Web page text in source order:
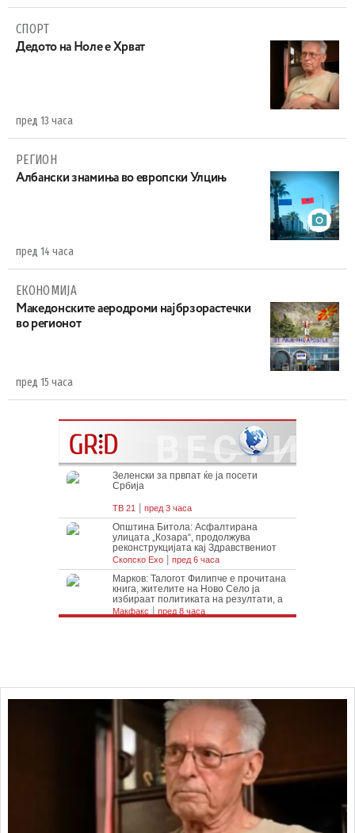
СПОРТ
Дедото на Ноле е Хрват
пред 13 часа
РЕГИОН
Aлбански знамиња во европски Улцињ
пред 14 часа
ЕКОНОМИЈА
Maкедонските аеродроми најбрзорастечки
во регионот
пред 15 часа